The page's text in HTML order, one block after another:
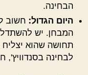
הבחינה.
היום הגדול: חשוב
המבחן. יש להשתדל
תחושה שהוא יצליח
לבחינה בסנדוויץ',